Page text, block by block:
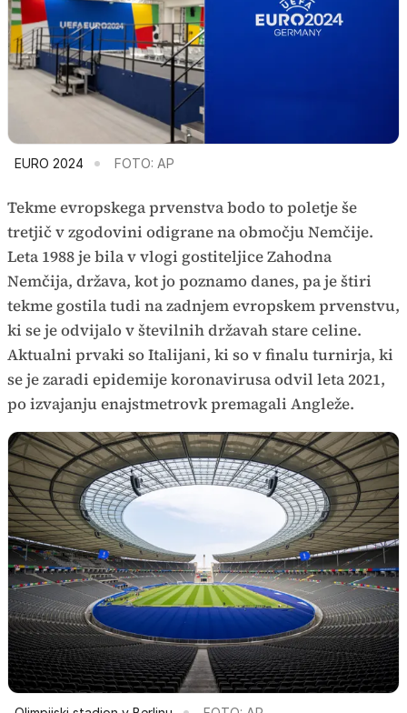
EURO 2024 FOTO: AP
Tekme evropskega prvenstva bodo to poletje še
tretjič v zgodovini odigrane na območju Nemčije.
Leta 1988 je bila v vlogi gostiteljice Zahodna
Nemčija, država, kot jo poznamo danes, pa je štiri
tekme gostila tudi na zadnjem evropskem prvenstvu,
ki se je odvijalo v številnih državah stare celine.
Aktualni prvaki so Italijani, ki so v finalu turnirja, ki
se je zaradi epidemije koronavirusa odvil leta 2021,
po izvajanju enajstmetrovk premagali Angleže.